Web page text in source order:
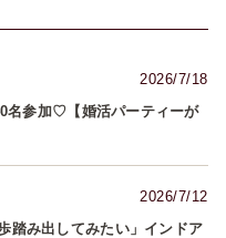
2026/7/18
名参加♡【婚活パーティーが
2026/7/12
踏み出してみたい」インドア